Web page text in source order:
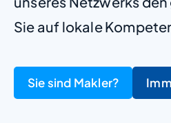
Sie auf lokale
Sie sind Makler?